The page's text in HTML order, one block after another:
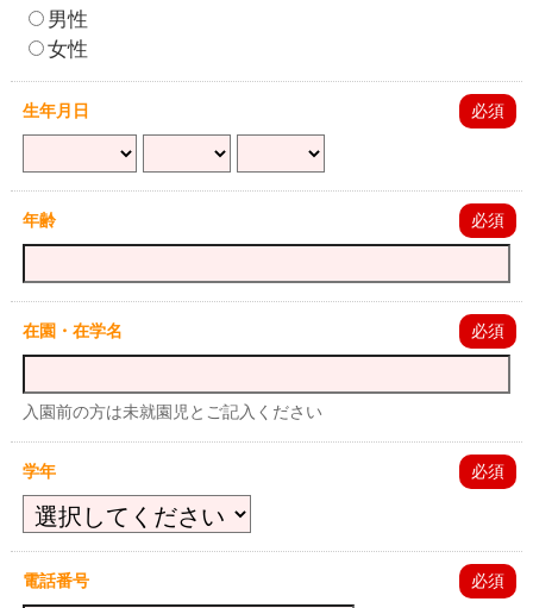
男性
女性
生年月日 必須
年齢 必須
在園・在学名 必須
入園前の方は未就園児とご記入ください
学年 必須
電話番号 必須